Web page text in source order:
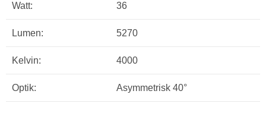
Watt: 36
Lumen: 5270
Kelvin: 4000
Optik: Asymmetrisk 40°